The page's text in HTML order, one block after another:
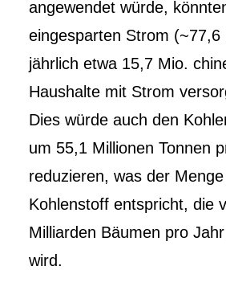
angewendet würde,
eingesparten Strom (~77,6
jährlich etwa 15,7 Mio.
Haushalte mit Strom
Dies würde auch den
um 55,1 Millionen Tonnen
reduzieren, was der
Kohlenstoff entspricht, die
Milliarden Bäumen pro
wird.